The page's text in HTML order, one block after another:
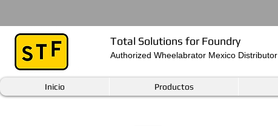
Total Solutions for Foundry
Authorized Wheelabrator Mexico Distributor
Inicio Productos